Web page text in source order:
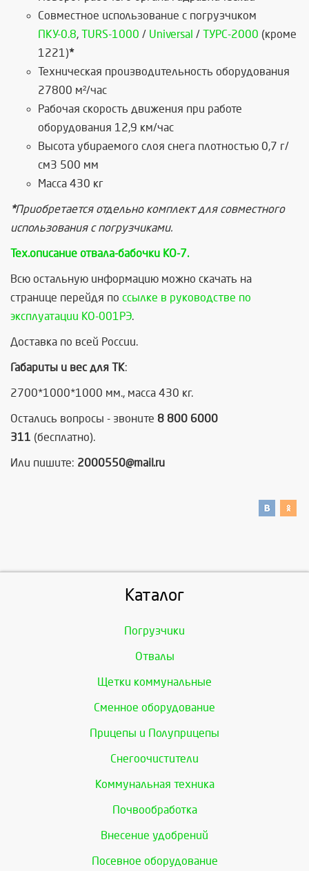
Совместное использование с погрузчиком
ПКУ-0.8, TURS-1000 / Universal / ТУРС-2000 (кроме
1221)*
Техническая производительность оборудования
27800 м²/час
Рабочая скорость движения при работе
оборудования 12,9 км/час
Высота убираемого слоя снега плотностью 0,7 г/
см3 500 мм
Масса 430 кг
*Приобретается отдельно комплект для совместного
использования с погрузчиками.
Тех.описание отвала-бабочки КО-7.
Всю остальную информацию можно скачать на
странице перейдя по ссылке в руководстве по
эксплуатации КО-001РЭ.
Доставка по всей России.
Габариты и вес для ТК:
2700*1000*1000 мм., масса 430 кг.
Остались вопросы - звоните 8 800 6000
311 (бесплатно).
Или пишите: 2000550@mail.ru
Каталог
Погрузчики
Отвалы
Щетки коммунальные
Сменное оборудование
Прицепы и Полуприцепы
Снегоочистители
Коммунальная техника
Почвообработка
Внесение удобрений
Посевное оборудование